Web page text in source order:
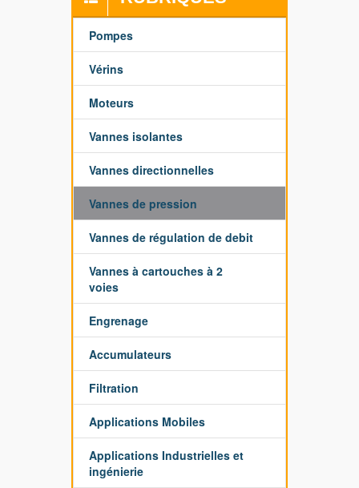
Pompes
Vérins
Moteurs
Vannes isolantes
Vannes directionnelles
Vannes de pression
Vannes de régulation de debit
Vannes à cartouches à 2
voies
Engrenage
Accumulateurs
Filtration
Applications Mobiles
Applications Industrielles et
ingénierie